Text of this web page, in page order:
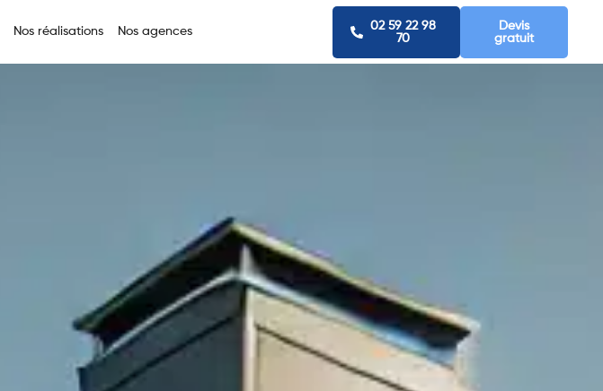
Nos réalisations Nos agences
02 59 22 98
70
Devis
gratuit